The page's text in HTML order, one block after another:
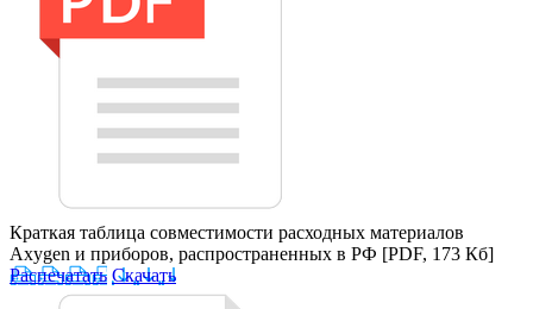
Краткая таблица совместимости расходных материалов
Axygen и приборов, распространенных в РФ [PDF, 173 Кб]
Распечатать Скачать